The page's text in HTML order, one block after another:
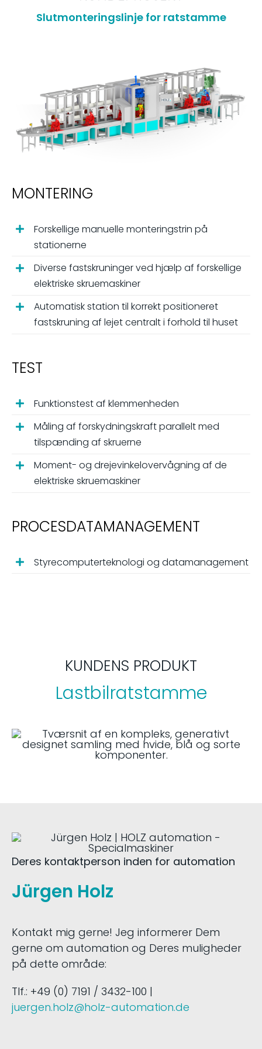
Slutmonteringslinje for ratstamme
MONTERING
Forskellige manuelle monteringstrin på
stationerne
Diverse fastskruninger ved hjælp af forskellige
elektriske skruemaskiner
Automatisk station til korrekt positioneret
fastskruning af lejet centralt i forhold til huset
TEST
Funktionstest af klemmenheden
Måling af forskydningskraft parallelt med
tilspænding af skruerne
Moment- og drejevinkelovervågning af de
elektriske skruemaskiner
PROCESDATAMANAGEMENT
Styrecomputerteknologi og datamanagement
KUNDENS PRODUKT
Lastbilratstamme
Deres kontaktperson inden for automation
Jürgen Holz
Kontakt mig gerne! Jeg informerer Dem
gerne om automation og Deres muligheder
på dette område:
Tlf.: +49 (0) 7191 / 3432-100 |
juergen.holz@holz-automation.de